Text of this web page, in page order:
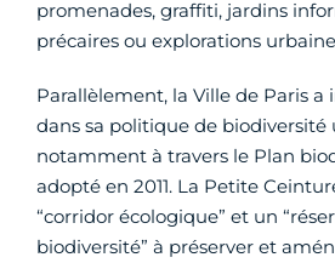
promenades, graffiti, jardins
précaires ou explorations
Parallèlement, la Ville de Paris
dans sa politique de biodiversité
notamment à travers le Plan
adopté en 2011. La Petite
“corridor écologique” et un
biodiversité” à préserver et